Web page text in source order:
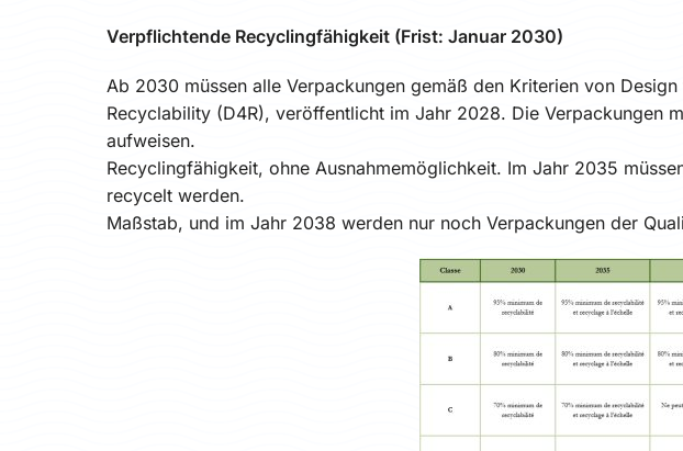
Verpflichtende Recyclingfähigkeit (Frist: Januar 2030)
Ab 2030 müssen alle Verpackungen gemäß den Kriterien von
Recyclability (D4R), veröffentlicht im Jahr 2028. Die Verpackungen
aufweisen.
Recyclingfähigkeit, ohne Ausnahmemöglichkeit. Im Jahr 2035
recycelt werden.
Maßstab, und im Jahr 2038 werden nur noch Verpackungen der